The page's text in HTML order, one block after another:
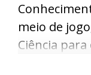
meio de
Ciência